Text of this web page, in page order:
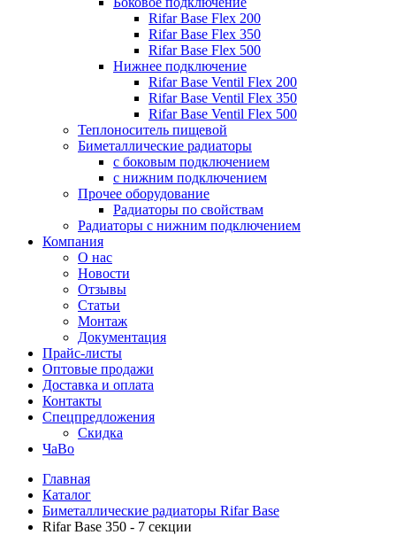
Rifar Base Flex 200
Rifar Base Flex 350
Rifar Base Flex 500
Нижнее подключение
Rifar Base Ventil Flex 200
Rifar Base Ventil Flex 350
Rifar Base Ventil Flex 500
Теплоноситель пищевой
Биметаллические радиаторы
с боковым подключением
с нижним подключением
Прочее оборудование
Радиаторы по свойствам
Радиаторы с нижним подключением
Компания
О нас
Новости
Отзывы
Статьи
Монтаж
Документация
Прайс-листы
Оптовые продажи
Доставка и оплата
Контакты
Спецпредложения
Скидка
ЧаВо
Главная
Каталог
Биметаллические радиаторы Rifar Base
Rifar Base 350 - 7 секции